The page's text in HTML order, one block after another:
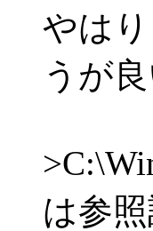
やは
うが
は参